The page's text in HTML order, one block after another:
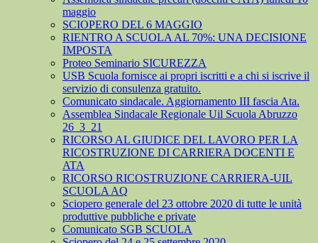
maggio
SCIOPERO DEL 6 MAGGIO
RIENTRO A SCUOLA AL 70%: UNA DECISIONE
IMPOSTA
Proteo Seminario SICUREZZA
USB Scuola fornisce ai propri iscritti e a chi si iscrive il
servizio di consulenza gratuito.
Comunicato sindacale. Aggiornamento III fascia Ata.
Assemblea Sindacale Regionale Uil Scuola Abruzzo
26_3_21
RICORSO AL GIUDICE DEL LAVORO PER LA
RICOSTRUZIONE DI CARRIERA DOCENTI E
ATA
RICORSO RICOSTRUZIONE CARRIERA-UIL
SCUOLA AQ
Sciopero generale del 23 ottobre 2020 di tutte le unità
produttive pubbliche e private
Comunicato SGB SCUOLA